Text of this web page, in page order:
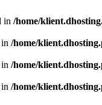
in /home/
/home/
/home/
/home/